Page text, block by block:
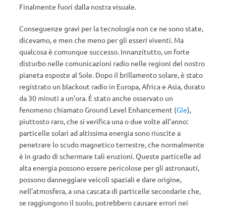
Finalmente fuori dalla nostra visuale.
Conseguenze gravi per la tecnologia non ce ne sono state,
dicevamo, e men che meno per gli esseri viventi. Ma
qualcosa è comunque successo. Innanzitutto, un forte
disturbo nelle comunicazioni radio nelle regioni del nostro
pianeta esposte al Sole. Dopo il brillamento solare, è stato
registrato un blackout radio in Europa, Africa e Asia, durato
da 30 minuti a un’ora. È stato anche osservato un
fenomeno chiamato Ground Level Enhancement (Gle),
piuttosto raro, che si verifica una o due volte all’anno:
particelle solari ad altissima energia sono riuscite a
penetrare lo scudo magnetico terrestre, che normalmente
è in grado di schermare tali eruzioni. Queste particelle ad
alta energia possono essere pericolose per gli astronauti,
possono danneggiare veicoli spaziali e dare origine,
nell’atmosfera, a una cascata di particelle secondarie che,
se raggiungono il suolo, potrebbero causare errori nei